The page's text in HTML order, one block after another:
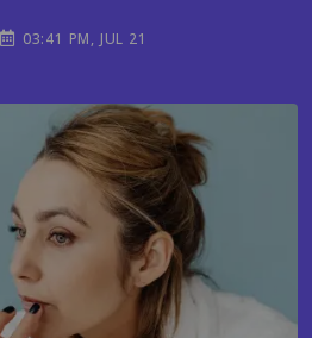
03:41 PM, JUL 21